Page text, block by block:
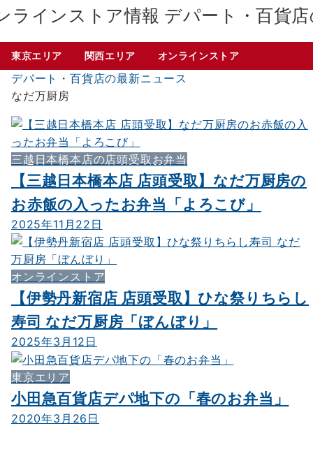
デパート・百貨
東京エリア 関西エリア オンラインストア
デパート・百貨店の最新ニュース
なだ万厨房
三越日本橋本店の店頭受取お弁当
【三越日本橋本店 店頭受取】なだ万厨房の
お赤飯の入ったお弁当「よろこび」
2025年11月22日
オンラインストア
【伊勢丹新宿店 店頭受取】ひな祭りちらし
寿司 なだ万厨房「ぼんぼり」
2025年3月12日
東京エリア
小田急百貨店デパ地下の「春のお弁当」
2020年3月26日